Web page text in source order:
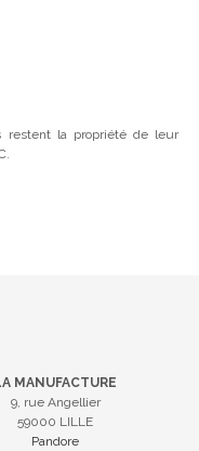
restent la propriété de leur
MANUFACTURE
9, rue Angellier
59000 LILLE
Pandore